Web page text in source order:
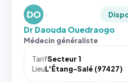
DO
Dr Daouda Ouedraogo
Médecin généraliste
TarifSecteur 1
LieuL'Étang-Salé (97427)